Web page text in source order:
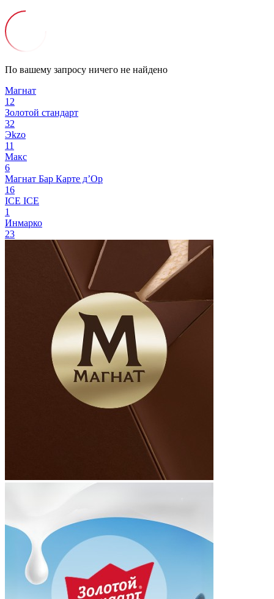
По вашему запросу ничего не найдено
Магнат
12
Золотой стандарт
32
Эkzо
11
Макс
6
Магнат Бар Карте д’Ор
16
ICE ICE
1
Инмарко
23